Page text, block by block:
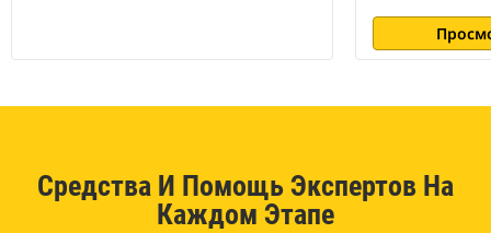
Средства И Помощь Экспертов На
Каждом Этапе